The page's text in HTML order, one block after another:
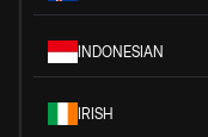
INDONESIAN
IRISH